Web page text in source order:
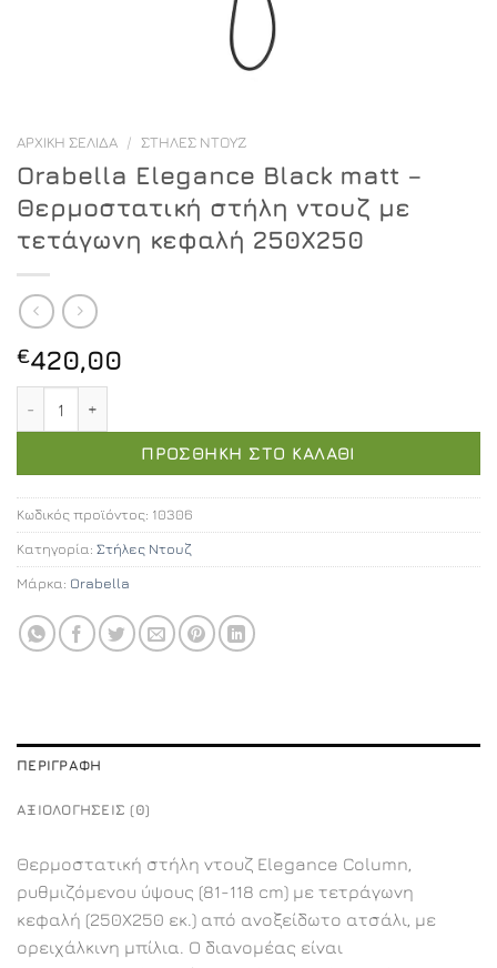
ΑΡΧΙΚΉ ΣΕΛΊΔΑ / ΣΤΉΛΕΣ ΝΤΟΥΖ
Orabella Elegance Black matt –
Θερμοστατική στήλη ντουζ με
τετάγωνη κεφαλή 250X250
€420,00
ΠΡΟΣΘΉΚΗ ΣΤΟ ΚΑΛΆΘΙ
Κωδικός προϊόντος: 10306
Κατηγορία: Στήλες Ντουζ
Μάρκα: Orabella
ΠΕΡΙΓΡΑΦΉ
ΑΞΙΟΛΟΓΉΣΕΙΣ (0)
Θερμοστατική στήλη ντουζ Elegance Column,
ρυθμιζόμενου ύψους (81-118 cm) με τετράγωνη
κεφαλή (250Χ250 εκ.) από ανοξείδωτο ατσάλι, με
ορειχάλκινη μπίλια. Ο διανομέας είναι